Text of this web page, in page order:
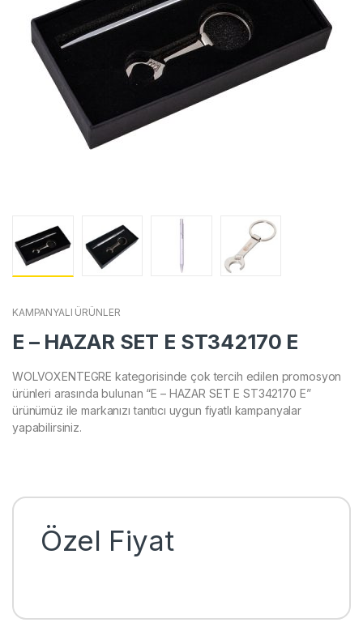
KAMPANYALI ÜRÜNLER
E – HAZAR SET E ST342170 E
WOLVOXENTEGRE kategorisinde çok tercih edilen promosyon
ürünleri arasında bulunan “E – HAZAR SET E ST342170 E”
ürünümüz ile markanızı tanıtıcı uygun fiyatlı kampanyalar
yapabilirsiniz.
Özel Fiyat